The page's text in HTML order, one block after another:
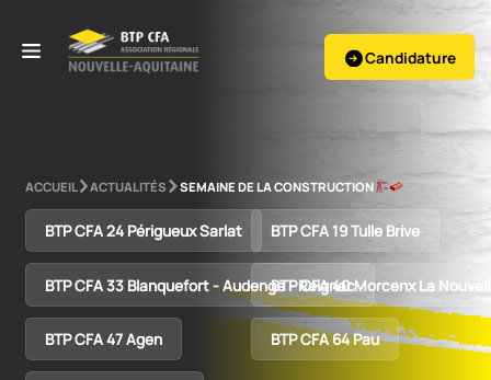
Candidature
ACCUEIL ACTUALITÉS SEMAINE DE LA CONSTRUCTION
BTP CFA 24 Périgueux Sarlat BTP CFA 19 Tulle Brive
BTP CFA 33 Blanquefort - Audenge - ReignacBTP CFA 40 Morcenx La
BTP CFA 47 Agen BTP CFA 64 Pau